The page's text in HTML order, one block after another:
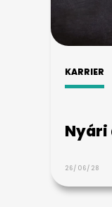
KARRIER
Nyári
26/06/28